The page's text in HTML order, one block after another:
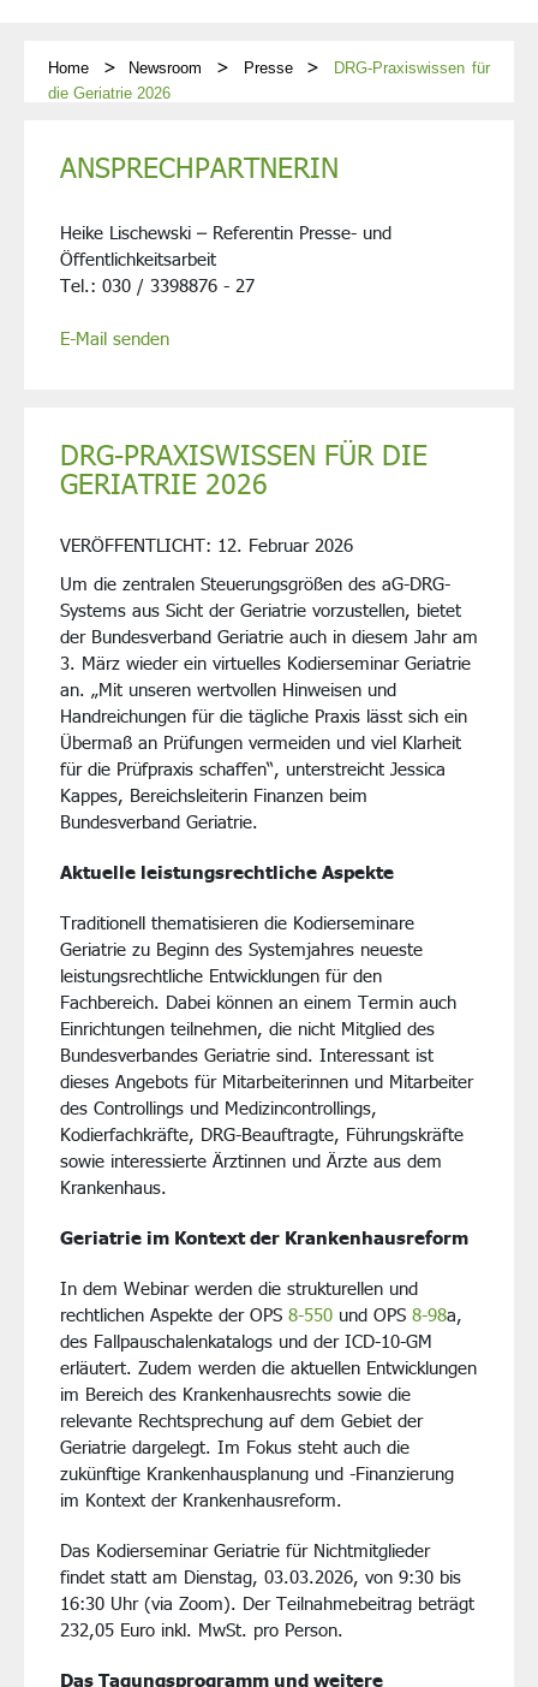
Home Newsroom Presse
DRG-Praxiswissen für
die Geriatrie 2026
ANSPRECHPARTNERIN
Heike Lischewski – Referentin Presse- und
Öffentlichkeitsarbeit
Tel.: 030 / 3398876 - 27
E-Mail senden
DRG-PRAXISWISSEN FÜR DIE
GERIATRIE 2026
VERÖFFENTLICHT: 12. Februar 2026
Um die zentralen Steuerungsgrößen des aG-DRG-
Systems aus Sicht der Geriatrie vorzustellen, bietet
der Bundesverband Geriatrie auch in diesem Jahr am
3. März wieder ein virtuelles Kodierseminar Geriatrie
an. „Mit unseren wertvollen Hinweisen und
Handreichungen für die tägliche Praxis lässt sich ein
Übermaß an Prüfungen vermeiden und viel Klarheit
für die Prüfpraxis schaffen“, unterstreicht Jessica
Kappes, Bereichsleiterin Finanzen beim
Bundesverband Geriatrie.
Aktuelle leistungsrechtliche Aspekte
Traditionell thematisieren die Kodierseminare
Geriatrie zu Beginn des Systemjahres neueste
leistungsrechtliche Entwicklungen für den
Fachbereich. Dabei können an einem Termin auch
Einrichtungen teilnehmen, die nicht Mitglied des
Bundesverbandes Geriatrie sind. Interessant ist
dieses Angebots für Mitarbeiterinnen und Mitarbeiter
des Controllings und Medizincontrollings,
Kodierfachkräfte, DRG-Beauftragte, Führungskräfte
sowie interessierte Ärztinnen und Ärzte aus dem
Krankenhaus.
Geriatrie im Kontext der Krankenhausreform
In dem Webinar werden die strukturellen und
rechtlichen Aspekte der OPS 8-550 und OPS 8-98a,
des Fallpauschalenkatalogs und der ICD-10-GM
erläutert. Zudem werden die aktuellen Entwicklungen
im Bereich des Krankenhausrechts sowie die
relevante Rechtsprechung auf dem Gebiet der
Geriatrie dargelegt. Im Fokus steht auch die
zukünftige Krankenhausplanung und -Finanzierung
im Kontext der Krankenhausreform.
Das Kodierseminar Geriatrie für Nichtmitglieder
findet statt am Dienstag, 03.03.2026, von 9:30 bis
16:30 Uhr (via Zoom). Der Teilnahmebeitrag beträgt
232,05 Euro inkl. MwSt. pro Person.